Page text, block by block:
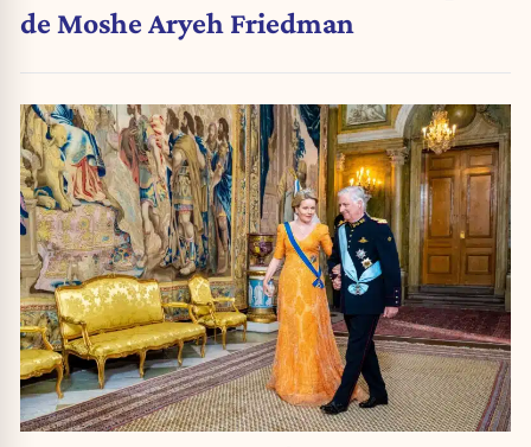
de Moshe Aryeh Friedman